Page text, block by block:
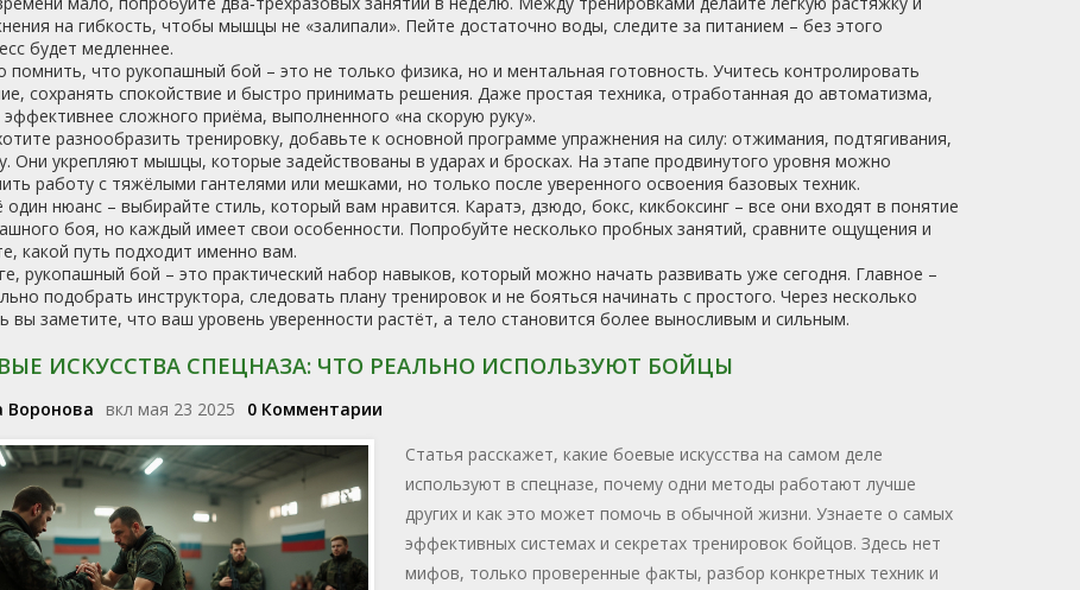
на гибкость, чтобы мышцы не «залипали». Пейте достаточно воды, следите за питанием – без этого
будет медленнее.
помнить, что рукопашный бой – это не только физика, но и ментальная готовность. Учитесь контролировать
сохранять спокойствие и быстро принимать решения. Даже простая техника, отработанная до автоматизма,
эффективнее сложного приёма, выполненного «на скорую руку».
разнообразить тренировку, добавьте к основной программе упражнения на силу: отжимания, подтягивания,
Они укрепляют мышцы, которые задействованы в ударах и бросках. На этапе продвинутого уровня можно
работу с тяжёлыми гантелями или мешками, но только после уверенного освоения базовых техник.
нюанс – выбирайте стиль, который вам нравится. Каратэ, дзюдо, бокс, кикбоксинг – все они входят в понятие
боя, но каждый имеет свои особенности. Попробуйте несколько пробных занятий, сравните ощущения и
какой путь подходит именно вам.
рукопашный бой – это практический набор навыков, который можно начать развивать уже сегодня. Главное –
подобрать инструктора, следовать плану тренировок и не бояться начинать с простого. Через несколько
вы заметите, что ваш уровень уверенности растёт, а тело становится более выносливым и сильным.
ИСКУССТВА СПЕЦНАЗА: ЧТО РЕАЛЬНО ИСПОЛЬЗУЮТ БОЙЦЫ
Воронова вкл мая 23 2025
0 Комментарии
Статья расскажет, какие боевые искусства на самом деле
используют в спецназе, почему одни методы работают лучше
других и как это может помочь в обычной жизни. Узнаете о самых
эффективных системах и секретах тренировок бойцов. Здесь нет
мифов, только проверенные факты, разбор конкретных техник и